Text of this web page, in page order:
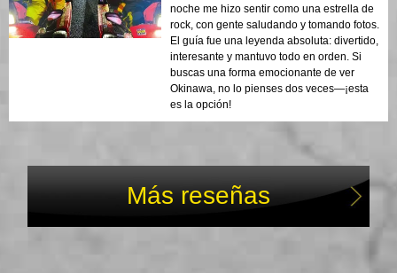
noche me hizo sentir como una estrella de
rock, con gente saludando y tomando fotos.
El guía fue una leyenda absoluta: divertido,
interesante y mantuvo todo en orden. Si
buscas una forma emocionante de ver
Okinawa, no lo pienses dos veces—¡esta
es la opción!
Más reseñas